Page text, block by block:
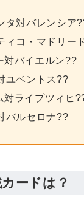
タ対バレンシア
ィコ・マドリー
対バイエルン??
ユベントス??
対ライプツィヒ
バルセロナ??
ードは？